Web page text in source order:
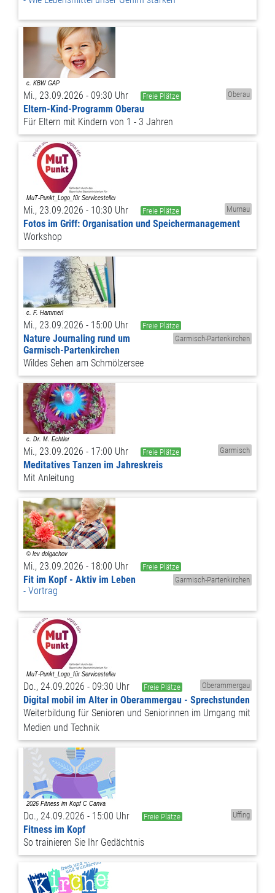
Mi., 23.09.2026 - 09:30 Uhr Freie Plätze Oberau
Eltern-Kind-Programm Oberau
Für Eltern mit Kindern von 1 - 3 Jahren
Mi., 23.09.2026 - 10:30 Uhr Freie Plätze Murnau
Fotos im Griff: Organisation und Speichermanagement
Workshop
Mi., 23.09.2026 - 15:00 Uhr
Freie Plätze
Garmisch-Partenkirchen
Nature Journaling rund um
Garmisch-Partenkirchen
Wildes Sehen am Schmölzersee
Mi., 23.09.2026 - 17:00 Uhr Freie Plätze Garmisch
Meditatives Tanzen im Jahreskreis
Mit Anleitung
Mi., 23.09.2026 - 18:00 Uhr
Freie Plätze
Garmisch-Partenkirchen
Fit im Kopf - Aktiv im Leben
Vortrag
Do., 24.09.2026 - 09:30 Uhr Freie Plätze Oberammergau
Digital mobil im Alter in Oberammergau - Sprechstunden
Weiterbildung für Senioren und Seniorinnen im Umgang mit
Medien und Technik
Do., 24.09.2026 - 15:00 Uhr Freie Plätze Uffing
Fitness im Kopf
So trainieren Sie Ihr Gedächtnis